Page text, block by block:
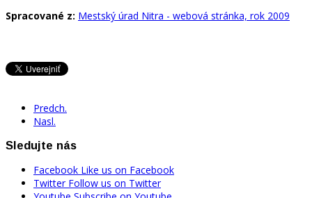
Spracované z: Mestský úrad Nitra - webová stránka, rok 2009
Predch.
Nasl.
Sledujte nás
Facebook Like us on Facebook
Twitter Follow us on Twitter